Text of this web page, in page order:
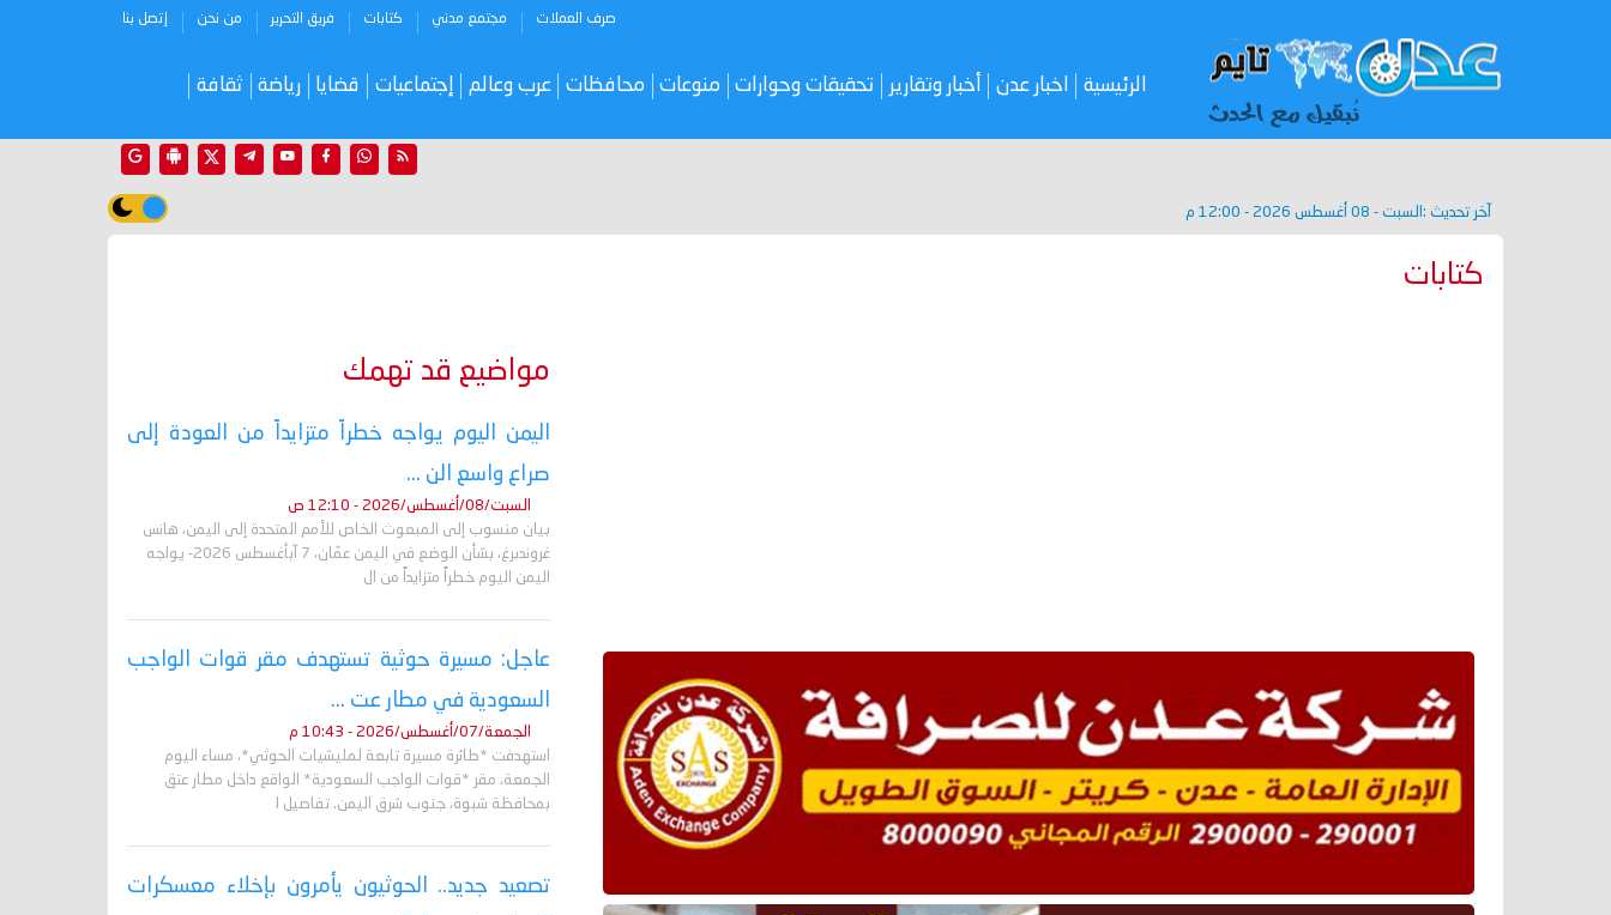
صرف العملات مجتمع مدني كتابات فريق التحرير من نحن إتصل بنا
الرئيسية اخبار عدن أخبار وتقارير تحقيقات وحوارات منوعات محافظات عرب وعالم إجتماعيات قضايا رياضة ثقافة
آخر تحديث : السبت - 08 أغسطس 2026 - 12:00 م
كتابات
مواضيع قد تهمك
اليمن اليوم يواجه خطراً متزايداً من العودة إلى
صراع واسع الن ...
السبت/08/أغسطس/2026 - 12:10 ص
بيان منسوب إلى المبعوث الخاص للأمم المتحدة إلى اليمن، هانس
غروندبرغ، بشأن الوضع في اليمن عمّان، 7 آبأغسطس 2026- يواجه
اليمن اليوم خطراً متزايداً من ال
عاجل: مسيرة حوثية تستهدف مقر قوات الواجب
السعودية في مطار عت ...
الجمعة/07/أغسطس/2026 - 10:43 م
استهدفت *طائرة مسيرة تابعة لمليشيات الحوثي*، مساء اليوم
الجمعة، مقر *قوات الواجب السعودية* الواقع داخل مطار عتق
بمحافظة شبوة، جنوب شرق اليمن. تفاصيل ا
تصعيد جديد.. الحوثيون يأمرون بإخلاء معسكرات